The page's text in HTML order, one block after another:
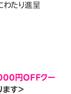
たり進呈
円OFFクー
す＞